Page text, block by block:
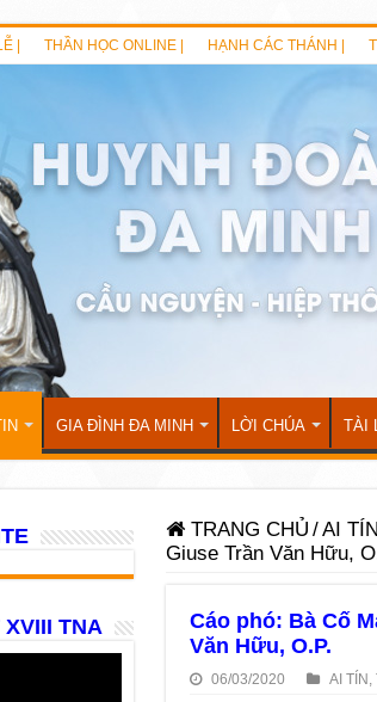
| THẦN HỌC ONLINE | HẠNH CÁC THÁNH |
GIA ĐÌNH ĐA MINH LỜI CHÚA TÀI
TRANG CHỦ /AI TÍN
Giuse Trần Văn Hữu,
Cáo phó: Bà Cố
Văn Hữu, O.P.
06/03/2020 AI TÍN ,
TNA